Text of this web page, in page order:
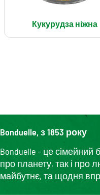
Кукурудза ніжна
Bonduelle, з 1853 року
Bonduelle – це
про планету, так і про
майбутнє, та щодня